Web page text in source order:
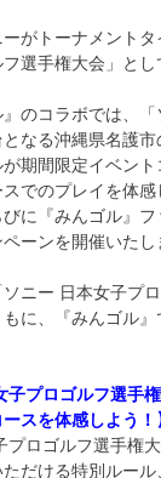
がトーナメント
選手権大会」と
のコラボでは、
なる沖縄県名護
期間限定イベント
でのプレイを体
に『みんゴル』
ーンを開催いたし
ニー 日本女子プ
に、『みんゴル
子プロゴルフ選手
スを体感しよう！
プロゴルフ選手権
だける特別ルー